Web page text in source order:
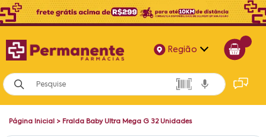
Região
Alagoas
Bahia
Página Inicial > Fralda Baby Ultra Mega G 32 Unidades